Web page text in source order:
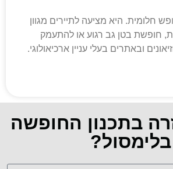
חלומית. היא מציעה לתיירים מגוון
חופשת בטן גב רגוע או להתעמק
ובאתרים בעלי עניין ארכיאולוגי.
בתכנון החופשה
בלימסול?